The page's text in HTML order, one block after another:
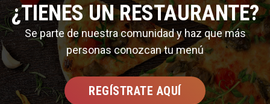
¿TIENES UN RESTAURANTE?
Se parte de nuestra comunidad y haz que más
personas conozcan tu menú
REGÍSTRATE AQUÍ